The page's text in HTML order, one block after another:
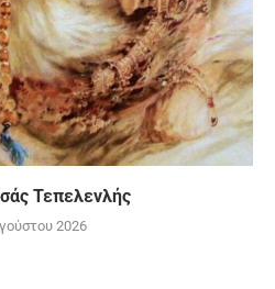
Τεπελενλής
2026